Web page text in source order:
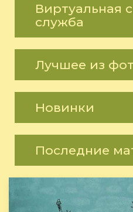
Виртуальная
служба
Лучшее из
Новинки
Последние